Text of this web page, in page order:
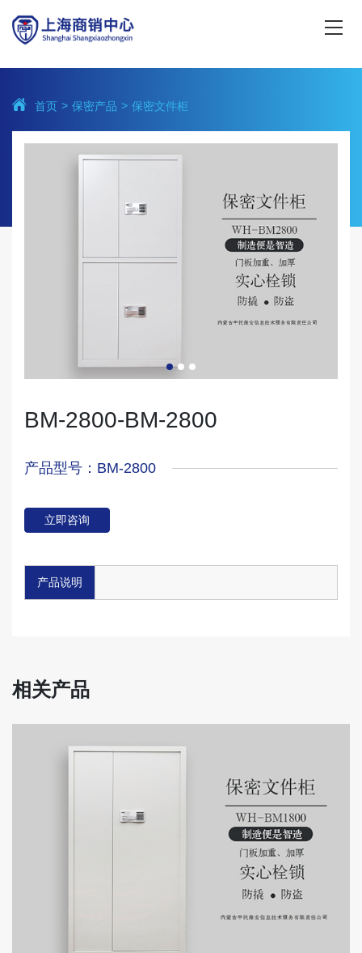
首页 保密产品 保密文件柜
BM-2800-BM-2800
产品型号：BM-2800
立即咨询
产品说明
相关产品